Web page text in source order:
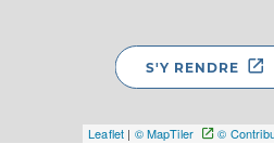
Leaflet | © MapTiler ©
S'Y RENDRE